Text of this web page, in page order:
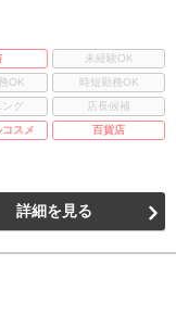
未経験OK
OK
時短勤務OK
ング
店長候補
スメ 百貨店
詳細を見る